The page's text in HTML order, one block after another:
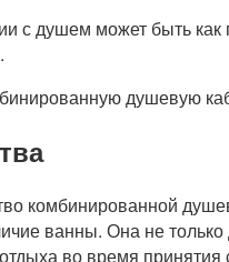
с душем может быть как
комбинированной
ванны. Она не только
во время принятия